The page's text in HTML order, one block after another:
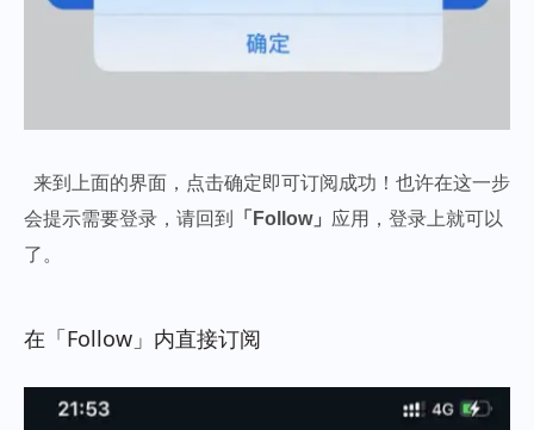
来到上面的界面，点击确定即可订阅成功！也许在这一步
会提示需要登录，请回到
「Follow」 应用，登录上就可以
了。
在「Follow」内直接订阅